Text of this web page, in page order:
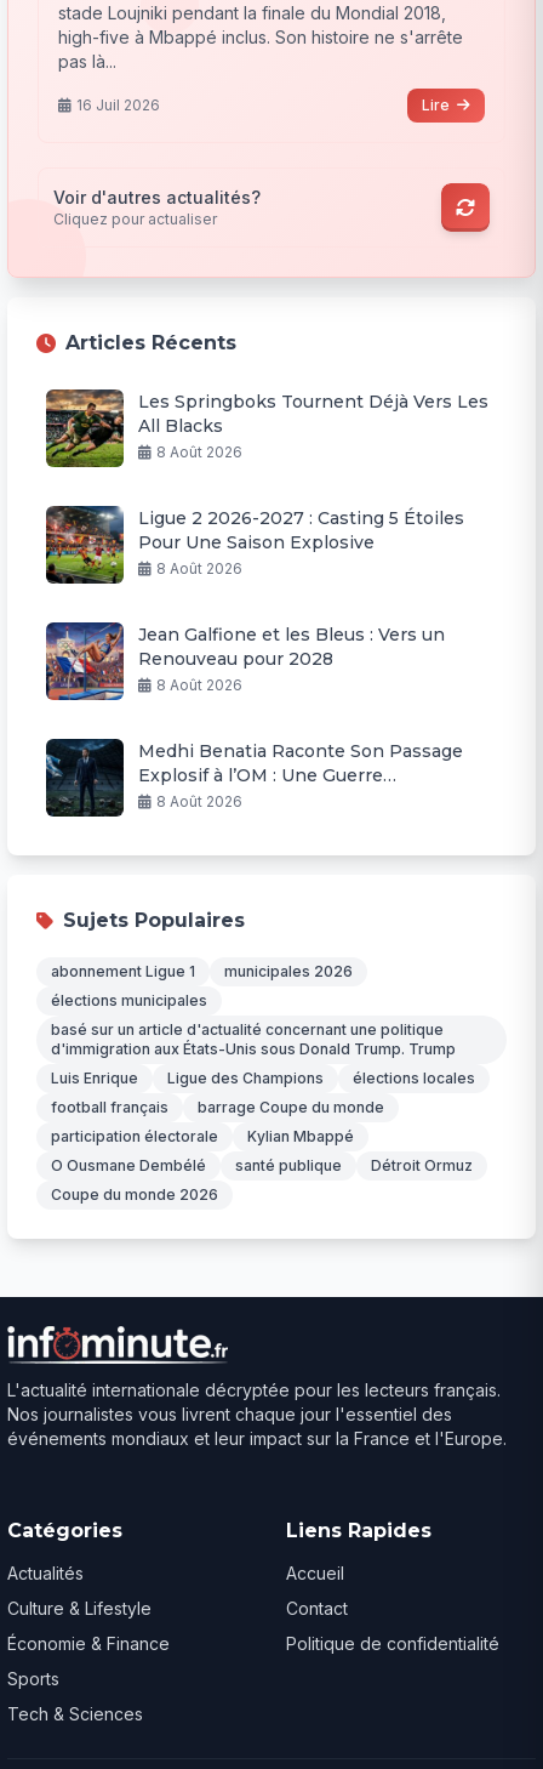
stade Loujniki pendant la finale du Mondial 2018,
high-five à Mbappé inclus. Son histoire ne s'arrête
pas là...
16 Juil 2026 Lire
Voir d'autres actualités?
Cliquez pour actualiser
Articles Récents
Les Springboks Tournent Déjà Vers Les
All Blacks
8 Août 2026
Ligue 2 2026-2027 : Casting 5 Étoiles
Pour Une Saison Explosive
8 Août 2026
Jean Galfione et les Bleus : Vers un
Renouveau pour 2028
8 Août 2026
Medhi Benatia Raconte Son Passage
Explosif à l’OM : Une Guerre
Permanente
8 Août 2026
Sujets Populaires
abonnement Ligue 1
municipales 2026
élections municipales
basé sur un article d'actualité concernant une politique
d'immigration aux États-Unis sous Donald Trump. Trump
Luis Enrique
Ligue des Champions
élections locales
football français
barrage Coupe du monde
participation électorale
Kylian Mbappé
O Ousmane Dembélé
santé publique
Détroit Ormuz
Coupe du monde 2026
L'actualité internationale décryptée pour les lecteurs français.
Nos journalistes vous livrent chaque jour l'essentiel des
événements mondiaux et leur impact sur la France et l'Europe.
Catégories
Actualités
Culture & Lifestyle
Économie & Finance
Sports
Tech & Sciences
Liens Rapides
Accueil
Contact
Politique de confidentialité